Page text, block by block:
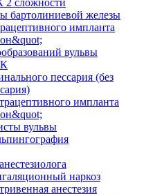
сложности
бартолиниевой железы
импланта
вульвы
пессария (без
импланта
вульвы
наркоз
анестезия